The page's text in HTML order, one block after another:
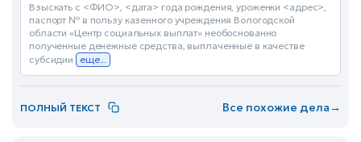
Взыскать с <ФИО>, <дата> года рождения, уроженки <адрес>,
паспорт № в пользу казенного учреждения Вологодской
области «Центр социальных выплат» необоснованно
полученные денежные средства, выплаченные в качестве
субсидии
еще...
ПОЛНЫЙ ТЕКСТ Все похожие дела→